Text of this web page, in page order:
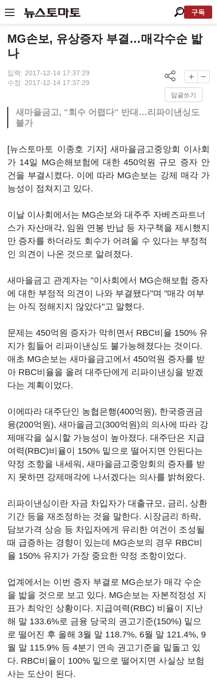
구독
MG손보, 유상증자 부결…매각수순 밟
나
입력: 2017-12-14 17:37:29
수정: 2017-12-14 17:37:29
답글쓰기
새마을금고, "회수 어렵다" 반대…리파이낸싱도
불가
[뉴스토마토 이종호 기자] 새마을금고중앙회 이사회
가 14일 MG손해보험에 대한 450억원 규모 증자 안
건을 부결시켰다. 이에 따라 MG손보는 강제 매각 가
능성이 점쳐지고 있다.
이날 이사회에서는 MG손보와 대주주 자베즈파트너
스가 자산매각, 임원 연봉 반납 등 자구책을 제시했지
만 증자를 하더라도 회수가 어려울 수 있다는 부정적
인 의견이 나온 것으로 알려졌다.
새마을금고 관계자는 "이사회에서 MG손해보험 증자
에 대한 부정적 의견이 나와 부결됐다"며 "매각 여부
는 아직 정해지지 않았다"고 말했다.
문제는 450억원 증자가 막히면서 RBC비율 150% 유
지가 힘들어 리파이낸싱도 불가능해졌다는 것이다.
애초 MG손보는 새마을금고에서 450억원 증자를 받
아 RBC비율을 올려 대주단에게 리파이낸싱을 받겠
다는 계획이었다.
이에따라 대주단인 농협은행(400억원), 한국증권금
융(200억원), 새마을금고(300억원)의 의사에 따라 강
제매각을 실시할 가능성이 높아졌다. 대주단은 지급
여력(RBC)비율이 150% 밑으로 떨어지면 안된다는
약정 조항을 내세워, 새마을금고중앙회의 증자를 받
지 못하면 강제매각에 나서겠다는 의사를 밝혀왔다.
리파이낸싱이란 자금 차입자가 대출규모, 금리, 상환
기간 등을 재조정하는 것을 말한다. 시장금리 하락,
담보가격 상승 등 차입자에게 유리한 여건이 조성될
때 급증하는 경향이 있는데 MG손보의 경우 RBC비
율 150% 유지가 가장 중요한 약정 조항이었다.
업계에서는 이번 증자 부결로 MG손보가 매각 수순
을 밟을 것으로 보고 있다. MG손보는 자본적정성 지
표가 최악인 상황이다. 지급여력(RBC) 비율이 지난
해 말 133.6%로 금융 당국의 권고기준(150%) 밑으
로 떨어진 후 올해 3월 말 118.7%, 6월 말 121.4%, 9
월 말 115.9% 등 4분기 연속 권고기준을 밑돌고 있
다. RBC비율이 100% 밑으로 떨어지면 사실상 보험
사는 도산이 된다.